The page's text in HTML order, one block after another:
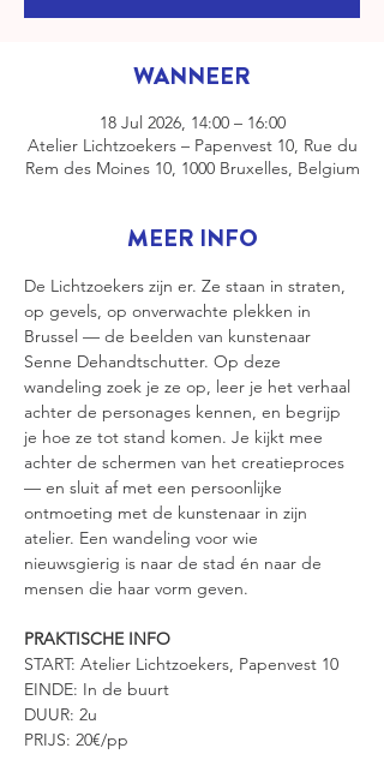
WANNEER
18 Jul 2026, 14:00 – 16:00
Atelier Lichtzoekers – Papenvest 10, Rue du
Rem des Moines 10, 1000 Bruxelles, Belgium
MEER INFO
De Lichtzoekers zijn er. Ze staan in straten,
op gevels, op onverwachte plekken in
Brussel — de beelden van kunstenaar
Senne Dehandtschutter. Op deze
wandeling zoek je ze op, leer je het verhaal
achter de personages kennen, en begrijp
je hoe ze tot stand komen. Je kijkt mee
achter de schermen van het creatieproces
— en sluit af met een persoonlijke
ontmoeting met de kunstenaar in zijn
atelier. Een wandeling voor wie
nieuwsgierig is naar de stad én naar de
mensen die haar vorm geven.
PRAKTISCHE INFO
START: Atelier Lichtzoekers, Papenvest 10
EINDE: In de buurt
DUUR: 2u
PRIJS: 20€/pp